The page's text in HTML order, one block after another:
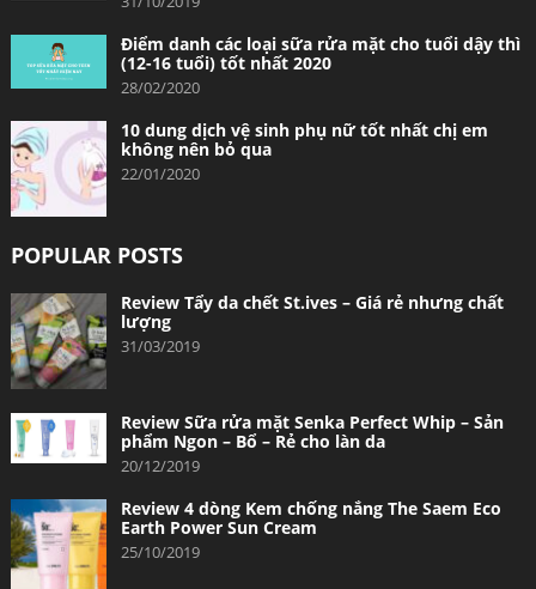
Điểm danh các loại sữa rửa mặt cho tuổi dậy thì
(12-16 tuổi) tốt nhất 2020
28/02/2020
10 dung dịch vệ sinh phụ nữ tốt nhất chị em
không nên bỏ qua
22/01/2020
POPULAR POSTS
Review Tẩy da chết St.ives – Giá rẻ nhưng chất
lượng
31/03/2019
Review Sữa rửa mặt Senka Perfect Whip – Sản
phẩm Ngon – Bổ – Rẻ cho làn da
20/12/2019
Review 4 dòng Kem chống nắng The Saem Eco
Earth Power Sun Cream
25/10/2019